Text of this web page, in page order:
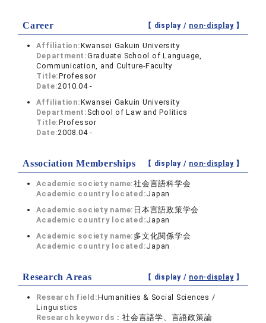
Career 【 display / non-display】
Affiliation:Kwansei Gakuin University
Department:Graduate School of Language,
Communication, and Culture-Faculty
Title:Professor
Date:2010.04 -
Affiliation:Kwansei Gakuin University
Department: School of Law and Politics
Title:Professor
Date:2008.04 -
Association Memberships 【 display / non-display】
Academic society name:社会言語科学会
Academic country located:Japan
Academic society name: 日本言語政策学会
Academic country located:Japan
Academic society name: 多文化関係学会
Academic country located:Japan
Research Areas 【 display / non-display】
Research field:Humanities & Social Sciences /
Linguistics
Research keywords：社会言語学、言語政策論